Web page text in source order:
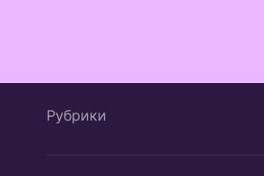
Рубрики